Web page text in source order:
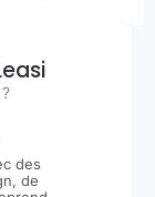
des
de